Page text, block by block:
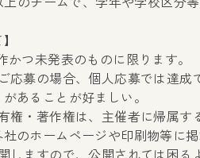
かつ未発表のものに限ります。
応募の場合、個人応募では達
あることが好ましい。
権・著作権は、主催者に帰属
のホームページや印刷物等に
しますので、公開されては困